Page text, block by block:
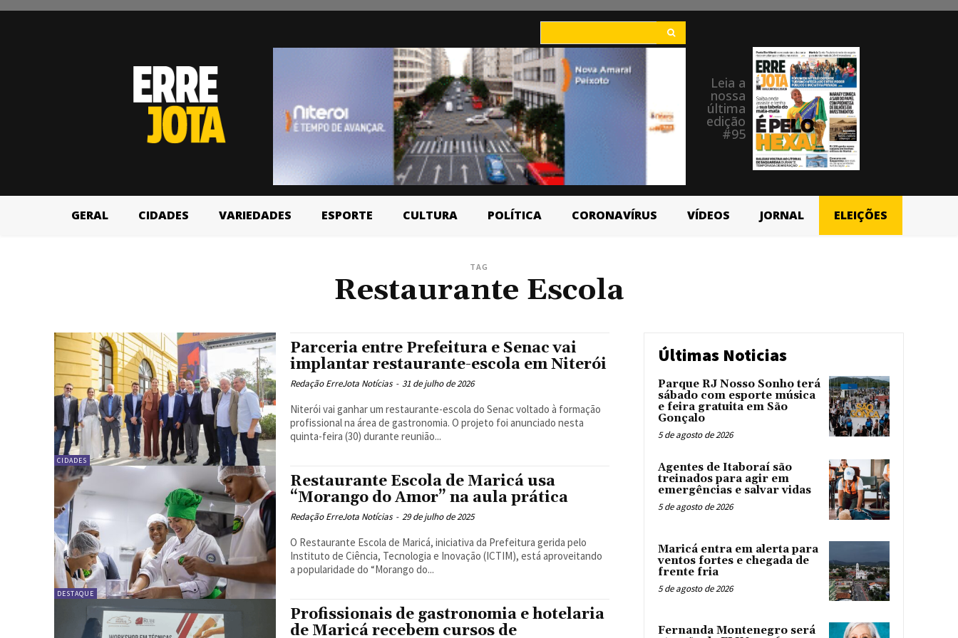
Leia a
nossa
última
edição
#95
GERAL CIDADES VARIEDADES ESPORTE CULTURA POLÍTICA CORONAVÍRUS VÍDEOS JORNAL ELEIÇÕES
TAG
Restaurante Escola
CIDADES
Parceria entre Prefeitura e Senac vai
implantar restaurante-escola em Niterói
Redação ErreJota Notícias - 31 de julho de 2026
Niterói vai ganhar um restaurante-escola do Senac voltado à formação
profissional na área de gastronomia. O projeto foi anunciado nesta
quinta-feira (30) durante reunião...
DESTAQUE
Restaurante Escola de Maricá usa
“Morango do Amor” na aula prática
Redação ErreJota Notícias - 29 de julho de 2025
O Restaurante Escola de Maricá, iniciativa da Prefeitura gerida pelo
Instituto de Ciência, Tecnologia e Inovação (ICTIM), está aproveitando
a popularidade do “Morango do...
Profissionais de gastronomia e hotelaria
de Maricá recebem cursos de
Últimas Noticias
Parque RJ Nosso Sonho terá
sábado com esporte música
e feira gratuita em São
Gonçalo
5 de agosto de 2026
Agentes de Itaboraí são
treinados para agir em
emergências e salvar vidas
5 de agosto de 2026
Maricá entra em alerta para
ventos fortes e chegada de
frente fria
5 de agosto de 2026
Fernanda Montenegro será